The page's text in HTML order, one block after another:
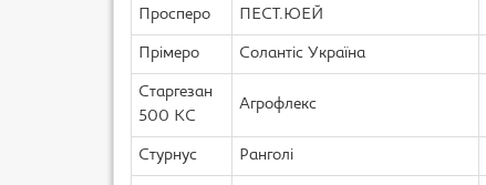
Просперо ПЕСТ.ЮЕЙ
Прімеро Солантіс Україна
Старгезан
500 КС
Агрофлекс
Стурнус Ранголі